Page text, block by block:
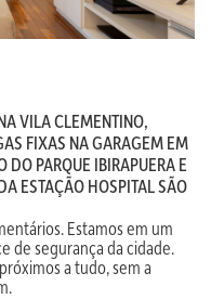
VILA CLEMENTINO,
FIXAS NA GARAGEM EM
PARQUE IBIRAPUERA E
ESTAÇÃO HOSPITAL SÃO
Estamos em um
de segurança da cidade.
a tudo, sem a